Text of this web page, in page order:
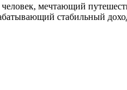
мечтающий
стабильный